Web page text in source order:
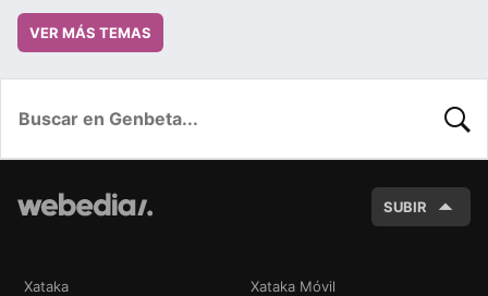
VER MÁS TEMAS
SUBIR
Xataka Xataka Móvil